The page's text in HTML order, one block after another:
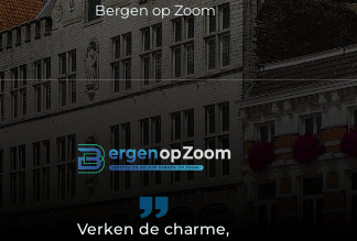
Bergen op Zoom
Verken de charme,